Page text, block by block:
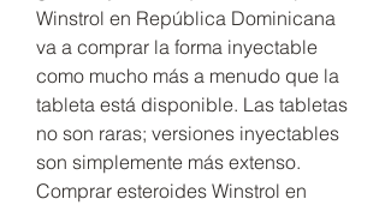
Winstrol en República Dominicana
va a comprar la forma inyectable
como mucho más a menudo que la
tableta está disponible. Las tabletas
no son raras; versiones inyectables
son simplemente más extenso.
Comprar esteroides Winstrol en